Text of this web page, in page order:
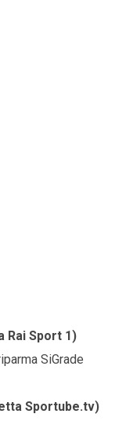
Rai Sport 1)
SiGrade
Sportube.tv)